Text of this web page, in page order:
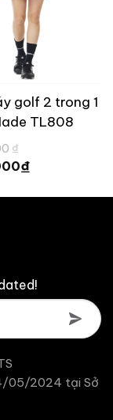
golf 2 trong 1
TL808
₫
gốc
là:
₫
là:
05/2024 tại Sở